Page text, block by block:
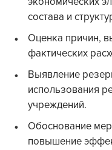
состава и
Оценка причин,
фактических
Выявление
использования
учреждений.
Обоснование
повышение